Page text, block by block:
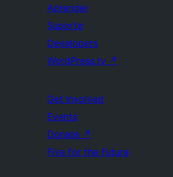
Aprender
Suporte
Developers
WordPress.tv ↗
Get Involved
Events
Donate ↗
Five for the Future